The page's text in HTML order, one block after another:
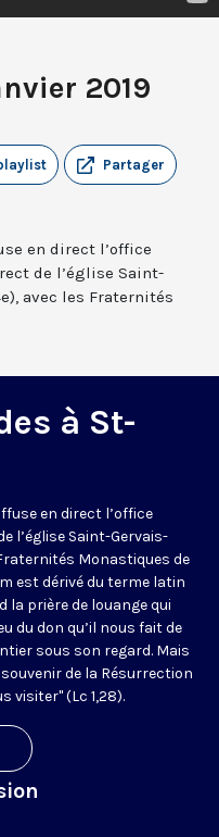
2019
Partager
en direct l’office
de l’église Saint-
avec les Fraternités
à St-
en direct l’office
l’église Saint-Gervais-
Monastiques de
est dérivé du terme latin
la prière de louange qui
du don qu’il nous fait de
sous son regard. Mais
de la Résurrection
visiter" (Lc 1,28).